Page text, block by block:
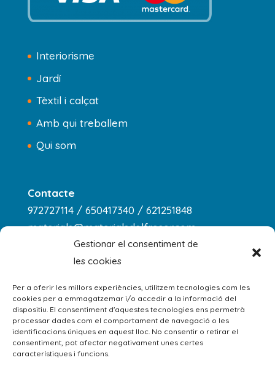
Gestionar el consentiment de
les cookies
Per a oferir les millors experiències, utilitzem tecnologies com les
cookies per a emmagatzemar i/o accedir a la informació del
dispositiu. El consentiment d'aquestes tecnologies ens permetrà
processar dades com el comportament de navegació o les
identificacions úniques en aquest lloc. No consentir o retirar el
consentiment, pot afectar negativament unes certes
característiques i funcions.
Interiorisme
Jardí
Tèxtil i calçat
Amb qui treballem
Qui som
Contacte
972727114 / 650417340 / 621251848
materials@materialsdelfreser.com
dilluns a dijous
8:00 - 13:00 / 14:00 - 18:00
divendres: 8:00 - 13:00
dissabte: 9:00 - 13:00